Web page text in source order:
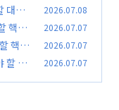
대장
2026.07.08
핵심
2026.07.07
핵심
2026.07.07
할 수
2026.07.07